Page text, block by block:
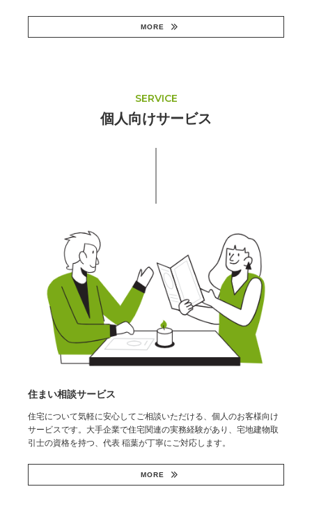
MORE
SERVICE
個人向けサービス
住まい相談サービス
住宅について気軽に安心してご相談いただける、個人のお客様向け
サービスです。大手企業で住宅関連の実務経験があり、宅地建物取
引士の資格を持つ、代表 稲葉が丁寧にご対応します。
MORE